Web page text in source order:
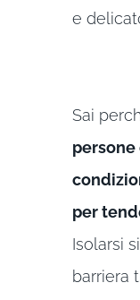
e
Sai
persone
per
Isolarsi
barriera